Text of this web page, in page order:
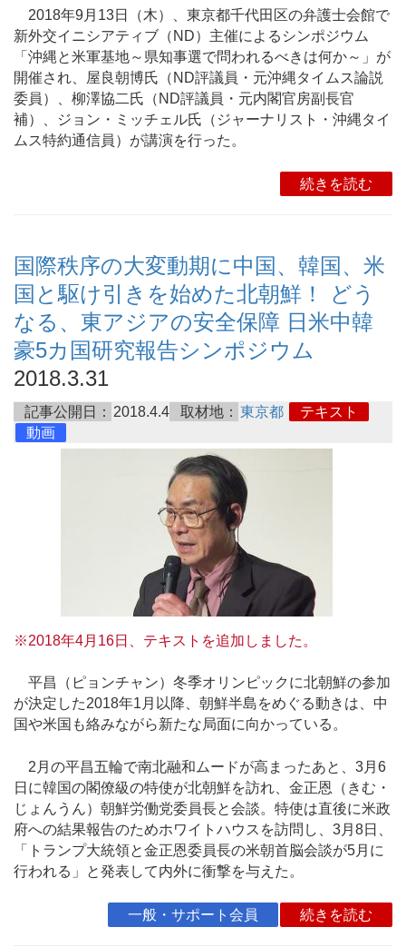
2018年9月13日（木）、東京都千代田区の弁護士会館で
新外交イニシアティブ（ND）主催によるシンポジウム
「沖縄と米軍基地～県知事選で問われるべきは何か～」が
開催され、屋良朝博氏（ND評議員・元沖縄タイムス論説
委員）、柳澤協二氏（ND評議員・元内閣官房副長官
補）、ジョン・ミッチェル氏（ジャーナリスト・沖縄タイ
ムス特約通信員）が講演を行った。
続きを読む
国際秩序の大変動期に中国、韓国、米
国と駆け引きを始めた北朝鮮！ どう
なる、東アジアの安全保障 日米中韓
豪5カ国研究報告シンポジウム
2018.3.31
記事公開日： 2018.4.4 取材地： 東京都
テキスト
動画
※2018年4月16日、テキストを追加しました。
平昌（ピョンチャン）冬季オリンピックに北朝鮮の参加
が決定した2018年1月以降、朝鮮半島をめぐる動きは、中
国や米国も絡みながら新たな局面に向かっている。
2月の平昌五輪で南北融和ムードが高まったあと、3月6
日に韓国の閣僚級の特使が北朝鮮を訪れ、金正恩（きむ・
じょんうん）朝鮮労働党委員長と会談。特使は直後に米政
府への結果報告のためホワイトハウスを訪問し、3月8日、
「トランプ大統領と金正恩委員長の米朝首脳会談が5月に
行われる」と発表して内外に衝撃を与えた。
一般・サポート会員 続きを読む